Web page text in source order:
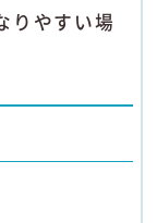
りやすい場